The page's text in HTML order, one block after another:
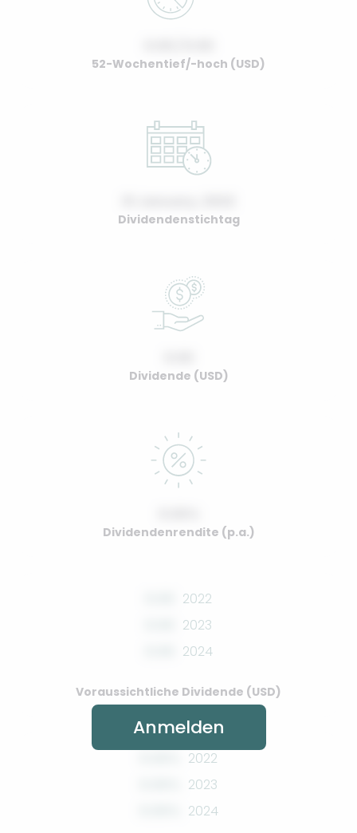
52-Wochentief/-hoch (USD)
Dividendenstichtag
Dividende (USD)
Dividendenrendite (p.a.)
2022
2023
2024
Voraussichtliche Dividende (USD)
2022
2023
2024
Anmelden